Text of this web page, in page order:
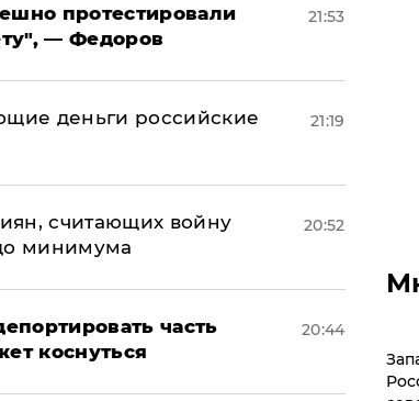
протестировали
— Федоров
21:53
деньги российские
21:19
считающих войну
минимума
20:52
часть
коснуться
20:44